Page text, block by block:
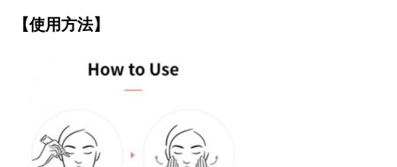
【使用方法】